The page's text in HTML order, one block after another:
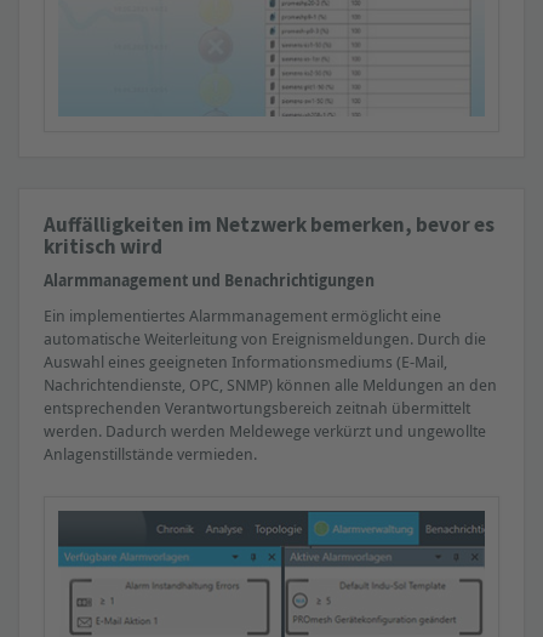
Fehlertelegramme
Telegrammwiederholungen
Ausfall / Neuanlauf (Busteilnehmer)
Interne und externe Diagnosen
Gerätetemperatur
» Erforderliche Hardware
Auffälligkeiten im Netzwerk bemerken, bevor es
kritisch wird
Alarmmanagement und Benachrichtigungen
Ein implementiertes Alarmmanagement ermöglicht eine
automatische Weiterleitung von Ereignismeldungen. Durch die
Auswahl eines geeigneten Informationsmediums (E-Mail,
Nachrichtendienste, OPC, SNMP) können alle Meldungen an den
entsprechenden Verantwortungsbereich zeitnah übermittelt
werden. Dadurch werden Meldewege verkürzt und ungewollte
Anlagenstillstände vermieden.